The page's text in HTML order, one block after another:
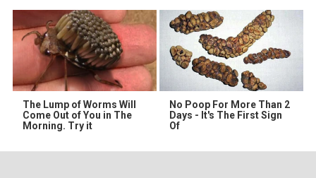
The Lump of Worms Will
Come Out of You in The
Morning. Try it
No Poop For More Than 2
Days - It's The First Sign
Of